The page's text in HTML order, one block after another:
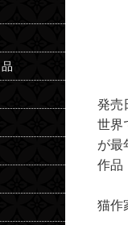
発売
世界
が最
作品
猫作